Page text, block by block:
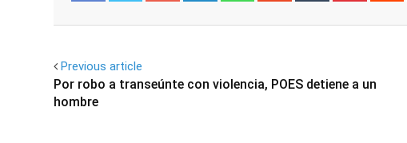
Previous article
Por robo a transeúnte con violencia, POES detiene a un
hombre